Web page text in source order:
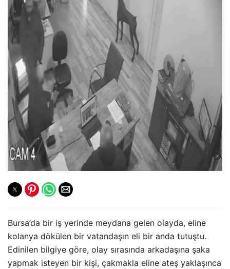
Bursa’da bir iş yerinde meydana gelen olayda, eline
kolanya dökülen bir vatandaşın eli bir anda tutuştu.
Edinilen bilgiye göre, olay sırasında arkadaşına şaka
yapmak isteyen bir kişi, çakmakla eline ateş yaklaşınca